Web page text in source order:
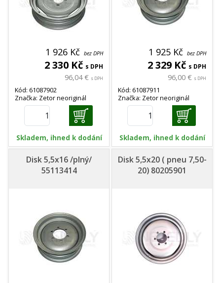
1 926 Kč bez DPH
2 330 Kč s DPH
96,04 € s DPH
Kód: 61087902
Značka: Zetor neoriginál
Skladem, ihned k dodání
1 925 Kč bez DPH
2 329 Kč s DPH
96,00 € s DPH
Kód: 61087911
Značka: Zetor neoriginál
Skladem, ihned k dodání
Disk 5,5x16 /plný/
55113414
Disk 5,5x20 ( pneu 7,50-
20) 80205901